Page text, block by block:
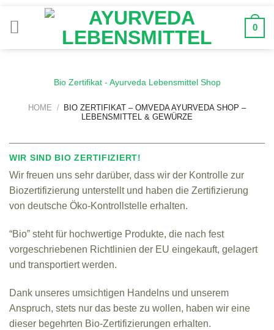
Inhalt
0
Bio Zertifikat - Ayurveda Lebensmittel Shop
HOME /
BIO ZERTIFIKAT – OMVEDA AYURVEDA SHOP –
LEBENSMITTEL & GEWÜRZE
WIR SIND BIO ZERTIFIZIERT!
Wir freuen uns sehr darüber, dass wir der Kontrolle zur
Biozertifizierung unterstellt und haben die Zertifizierung
von deutsche Öko-Kontrollstelle erhalten.
“Bio” steht für hochwertige Produkte, die nach fest
vorgeschriebenen Richtlinien der EU eingekauft, gelagert
und transportiert werden.
Dank unseres umsichtigen Handelns und unserem
Anspruch, stets nur das beste zu wollen, haben wir eine
dieser begehrten Bio-Zertifizierungen erhalten.